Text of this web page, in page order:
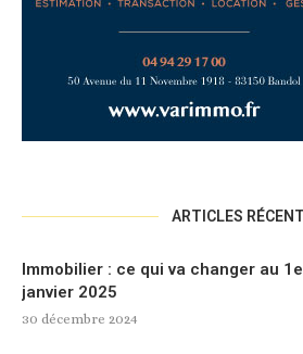
ARTICLES
Immobilier : ce qui va changer au
janvier 2025
30 décembre 2024